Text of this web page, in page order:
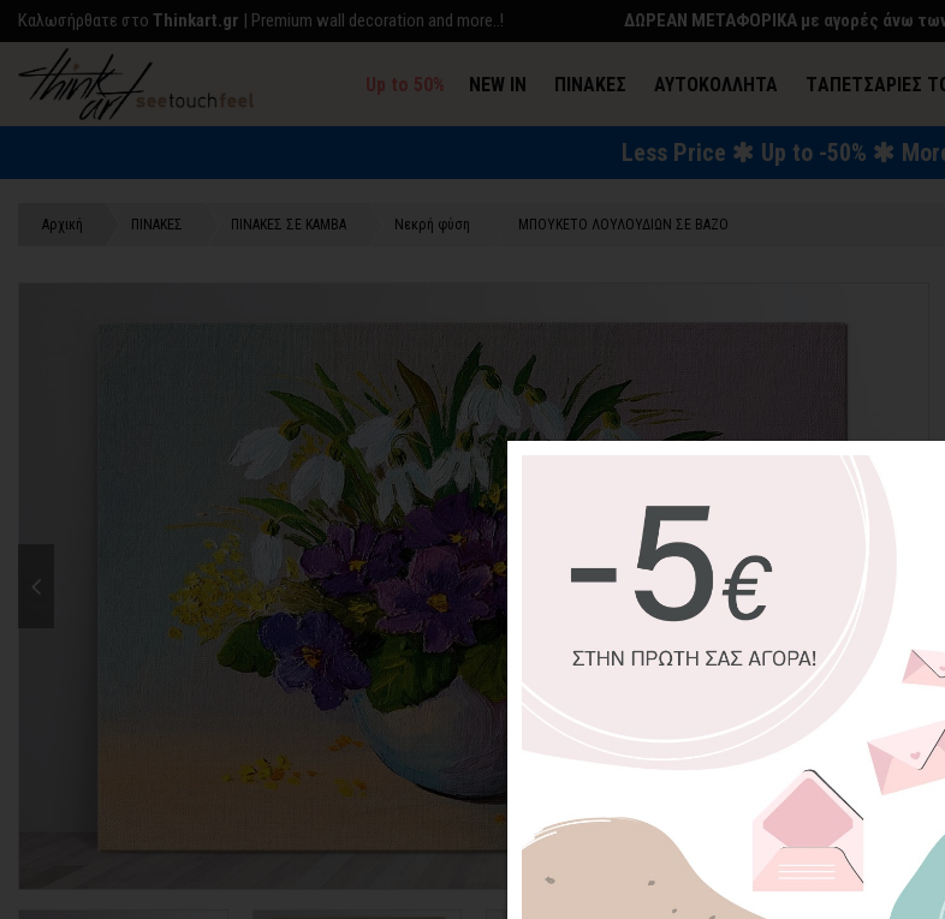
Kαλωσήρθατε στο Thinkart.gr | Premium wall decoration and more..! ΔΩΡΕΑΝ ΜΕΤΑΦΟΡΙΚΑ με αγορές άνω
Up to 50% NEW IN ΠΙΝΑΚΕΣ ΑΥΤΟΚΟΛΛΗΤΑ TΑΠΕΤΣΑΡΙΕΣ
ΕΝΔΥΣΗ & ΑΞΕΣΟΥΑΡ
Less Price Up to -50%
Αρχική ΠΙΝΑΚΕΣ ΠΙΝΑΚΕΣ ΣΕ ΚΑΜΒΑ Νεκρή φύση ΜΠΟΥΚΕΤΟ ΛΟΥΛΟΥΔΙΩΝ ΣΕ ΒΑΖΟ